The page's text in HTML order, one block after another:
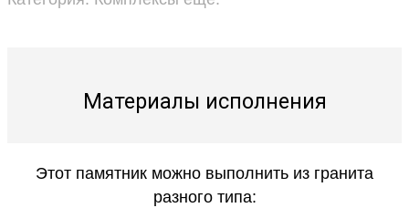
Материалы исполнения
Этот памятник можно выполнить из гранита
разного типа: